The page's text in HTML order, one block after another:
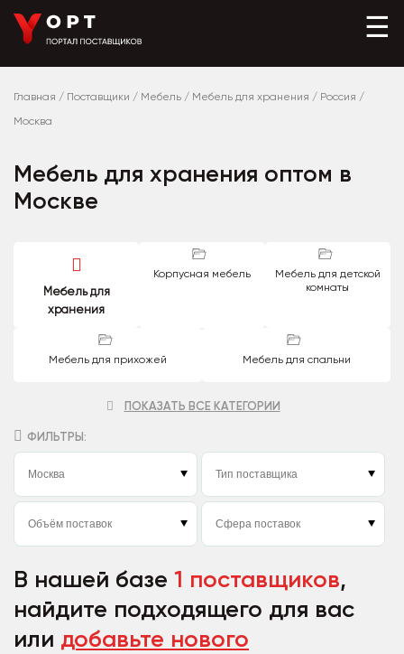
☰
Главная / Поставщики / Мебель / Мебель для хранения / Россия /
Москва
Мебель для хранения оптом в
Москве
Корпусная мебель
Мебель для детской
комнаты
Мебель для прихожей Мебель для спальни
Мебель для
хранения
ПОКАЗАТЬ ВСЕ КАТЕГОРИИ
ФИЛЬТРЫ:
В нашей базе 1 поставщиков,
найдите подходящего для вас
или добавьте нового